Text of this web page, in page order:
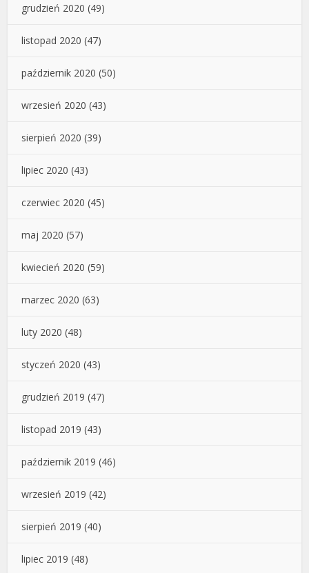
grudzień 2020 (49)
listopad 2020 (47)
październik 2020 (50)
wrzesień 2020 (43)
sierpień 2020 (39)
lipiec 2020 (43)
czerwiec 2020 (45)
maj 2020 (57)
kwiecień 2020 (59)
marzec 2020 (63)
luty 2020 (48)
styczeń 2020 (43)
grudzień 2019 (47)
listopad 2019 (43)
październik 2019 (46)
wrzesień 2019 (42)
sierpień 2019 (40)
lipiec 2019 (48)